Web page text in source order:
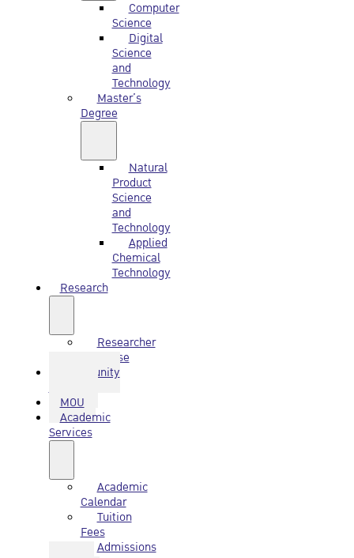
Computer
Science
Digital
Science
and
Technology
Master’s
Degree
Natural
Product
Science
and
Technology
Applied
Chemical
Technology
Research
Researcher
Database
Community
Service
MOU
Academic
Services
Academic
Calendar
Tuition
Fees
Admissions